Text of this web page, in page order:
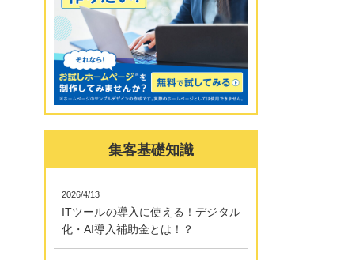
集客基礎知識
2026/4/13
ITツールの導入に使える！デジタル
化・AI導入補助金とは！？